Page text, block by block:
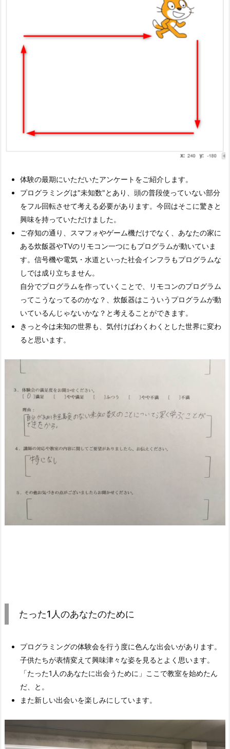
体験の最期にいただいたアンケートをご紹介します。
プログラミングは"未知数"とあり、頭の普段使っていない部分
をフル回転させて考える必要があります。今回はそこに驚きと
興味を持っていただけました。
ご存知の通り、スマフォやゲーム機だけでなく、あなたの家に
ある炊飯器やTVのリモコン一つにもプログラムが動いていま
す。信号機や電気・水道といった社会インフラもプログラムな
しでは成り立ちません。
自分でプログラムを作っていくことで、リモコンのプログラム
ってこうなってるのかな？、炊飯器はこういうプログラムが動
いているんじゃないかな？と考えることができます。
きっと今は未知の世界も、気付けばわくわくとした世界に変わ
ると思います。
たった1人のあなたのために
プログラミングの体験会を行う度に色んな出会いがあります。
子供たちが表情変えて興味津々な姿を見るとよく思います。
「たった1人のあなたに出会うために」ここで教室を始めたん
だ、と。
また新しい出会いを楽しみにしています。